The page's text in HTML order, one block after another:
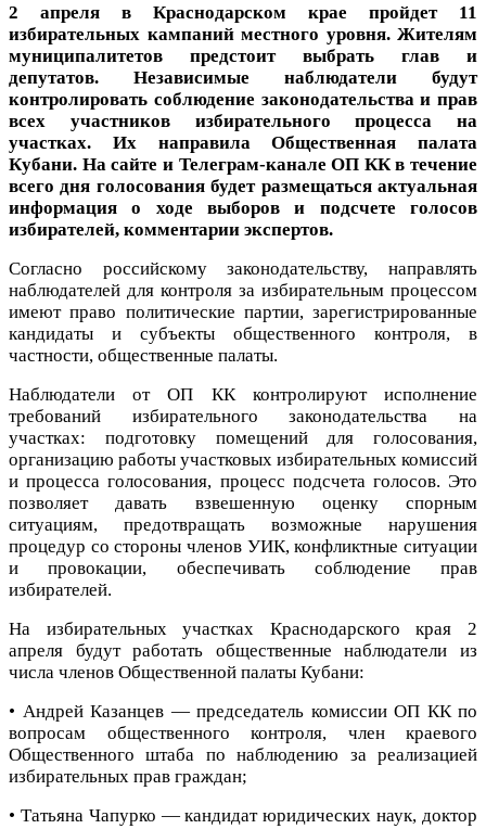
2 апреля в Краснодарском крае пройдет 11
избирательных кампаний местного уровня. Жителям
муниципалитетов предстоит выбрать глав и
депутатов. Независимые наблюдатели будут
контролировать соблюдение законодательства и прав
всех участников избирательного процесса на
участках. Их направила Общественная палата
Кубани. На сайте и Телеграм-канале ОП КК в течение
всего дня голосования будет размещаться актуальная
информация о ходе выборов и подсчете голосов
избирателей, комментарии экспертов.
Согласно российскому законодательству, направлять
наблюдателей для контроля за избирательным процессом
имеют право политические партии, зарегистрированные
кандидаты и субъекты общественного контроля, в
частности, общественные палаты.
Наблюдатели от ОП КК контролируют исполнение
требований избирательного законодательства на
участках: подготовку помещений для голосования,
организацию работы участковых избирательных комиссий
и процесса голосования, процесс подсчета голосов. Это
позволяет давать взвешенную оценку спорным
ситуациям, предотвращать возможные нарушения
процедур со стороны членов УИК, конфликтные ситуации
и провокации, обеспечивать соблюдение прав
избирателей.
На избирательных участках Краснодарского края 2
апреля будут работать общественные наблюдатели из
числа членов Общественной палаты Кубани:
• Андрей Казанцев — председатель комиссии ОП КК по
вопросам общественного контроля, член краевого
Общественного штаба по наблюдению за реализацией
избирательных прав граждан;
• Татьяна Чапурко — кандидат юридических наук, доктор